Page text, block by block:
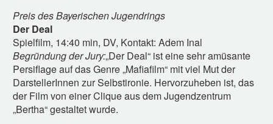
Preis des Bayerischen Jugendrings
Der Deal
Spielfilm, 14:40 min, DV, Kontakt: Adem Inal
Begründung der Jury:„Der Deal“ ist eine sehr amüsante
Persiflage auf das Genre „Mafiafilm“ mit viel Mut der
DarstellerInnen zur Selbstironie. Hervorzuheben ist, das
der Film von einer Clique aus dem Jugendzentrum
„Bertha“ gestaltet wurde.